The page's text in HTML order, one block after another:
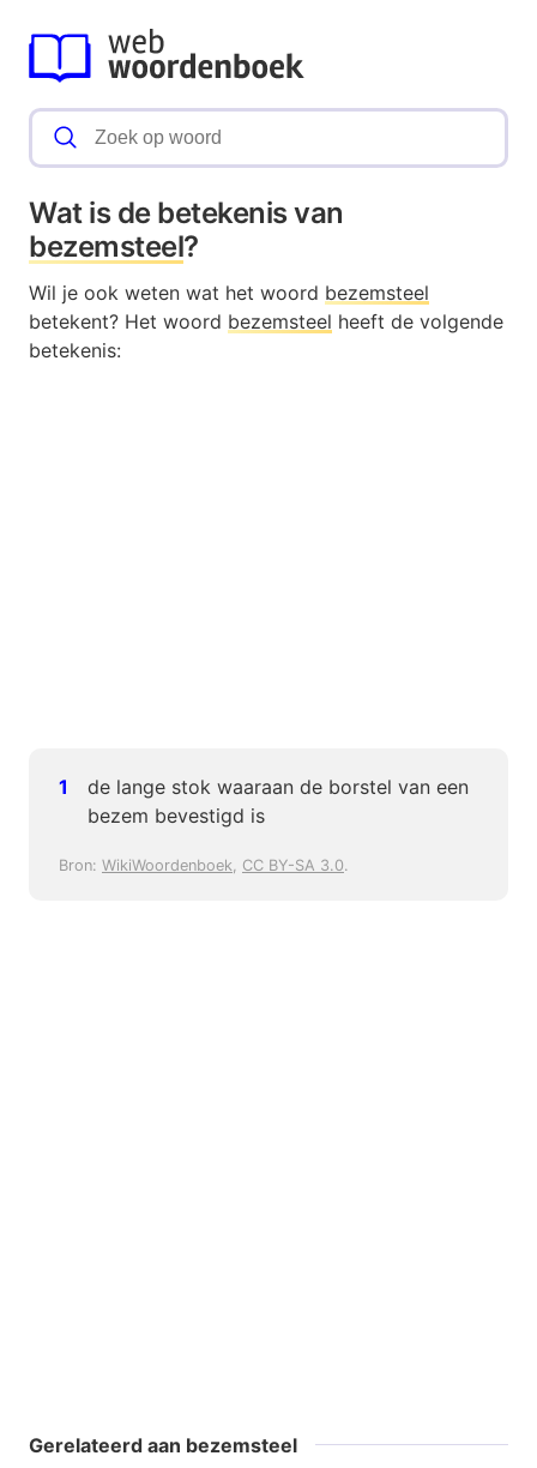
Wat is de betekenis van
bezemsteel?
Wil je ook weten wat het woord bezemsteel
betekent? Het woord bezemsteel heeft de volgende
betekenis:
de lange stok waaraan de borstel van een
bezem bevestigd is
Bron: WikiWoordenboek, CC BY-SA 3.0.
Gerelateerd aan bezemsteel